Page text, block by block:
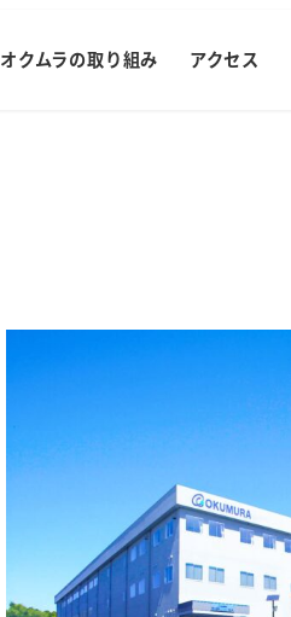
オクムラの取り組み アクセス